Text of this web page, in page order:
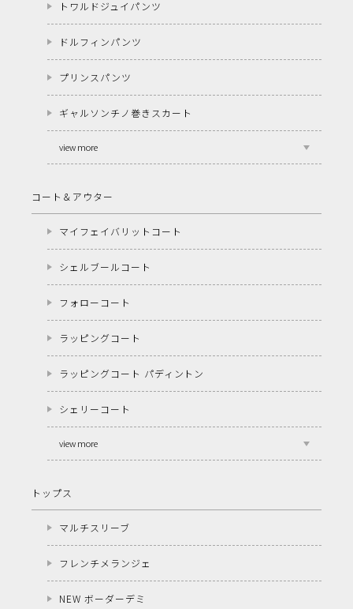
トワルドジュイパンツ
ドルフィンパンツ
プリンスパンツ
ギャルソンチノ巻きスカート
view more
コート＆アウター
マイフェイバリットコート
シェルブールコート
フォローコート
ラッピングコート
ラッピングコート パディントン
シェリーコート
view more
トップス
マルチスリーブ
フレンチメランジェ
NEW ボーダーデミ